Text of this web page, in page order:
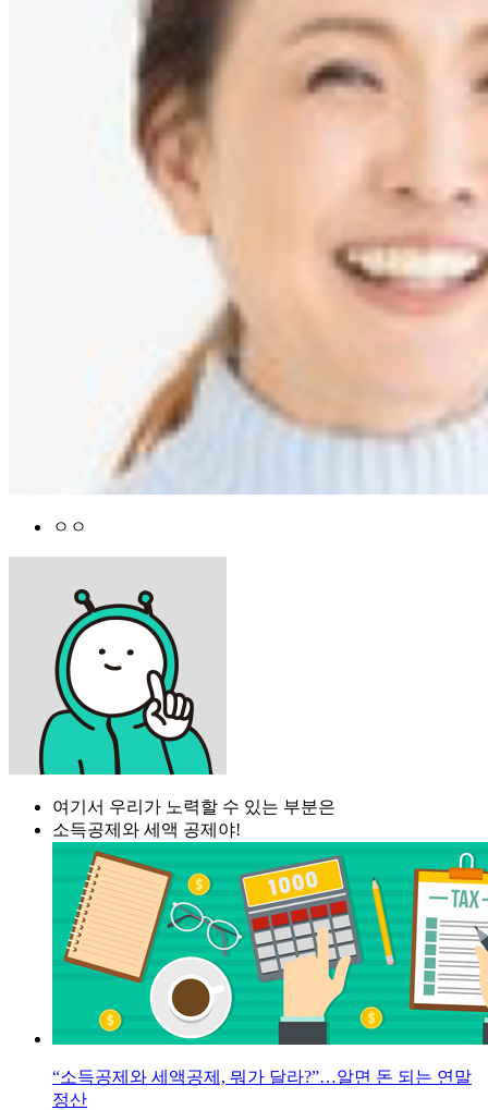
ㅇㅇ
여기서 우리가 노력할 수 있는 부분은
소득공제와 세액 공제야!
“소득공제와 세액공제, 뭐가 달라?”…알면 돈 되는 연말
정산